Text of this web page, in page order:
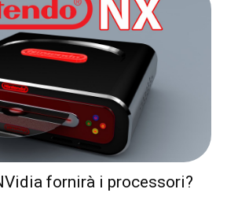
fornirà i processori?